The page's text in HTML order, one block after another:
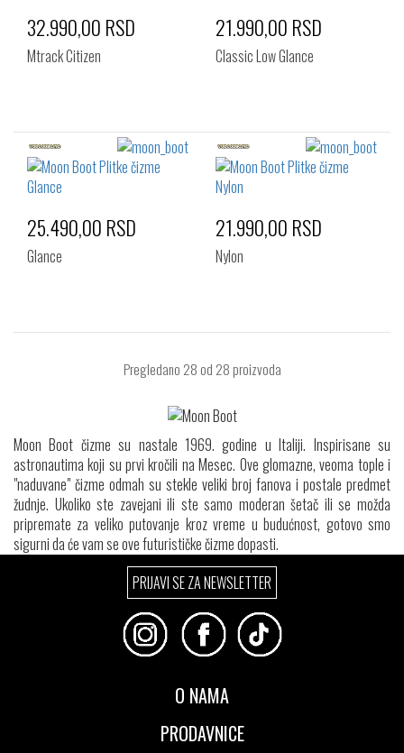
32.990,00 RSD
Mtrack Citizen
21.990,00 RSD
Classic Low Glance
25.490,00 RSD
Glance
21.990,00 RSD
Nylon
Pregledano 28 od 28 proizvoda
Moon Boot čizme su nastale 1969. godine u Italiji. Inspirisane su
astronautima koji su prvi kročili na Mesec. Ove glomazne, veoma tople i
"naduvane" čizme odmah su stekle veliki broj fanova i postale predmet
žudnje. Ukoliko ste zavejani ili ste samo moderan šetač ili se možda
pripremate za veliko putovanje kroz vreme u budućnost, gotovo smo
sigurni da će vam se ove futurističke čizme dopasti.
PRIJAVI SE ZA NEWSLETTER
O NAMA
PRODAVNICE